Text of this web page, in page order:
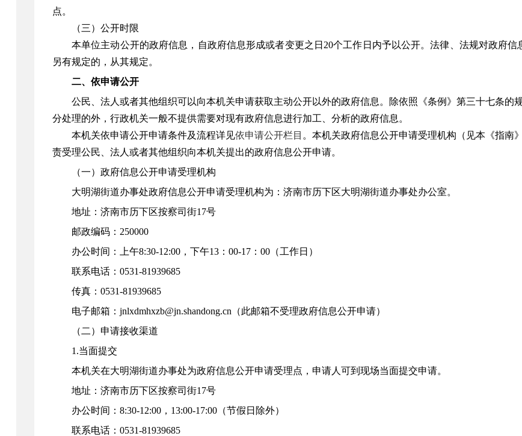
点。
（三）公开时限
本单位主动公开的政府信息，自政府信息形成或者变更之日20个工作日内予以公开。法律、法规对政府信
另有规定的，从其规定。
二、依申请公开
公民、法人或者其他组织可以向本机关申请获取主动公开以外的政府信息。除依照《条例》第三十七条的
分处理的外，行政机关一般不提供需要对现有政府信息进行加工、分析的政府信息。
本机关依申请公开申请条件及流程详见依申请公开栏目 。本机关政府信息公开申请受理机构（见本《指南
责受理公民、法人或者其他组织向本机关提出的政府信息公开申请。
（一）政府信息公开申请受理机构
大明湖街道办事处政府信息公开申请受理机构为：济南市历下区大明湖街道办事处办公室。
地址：济南市历下区按察司街17号
邮政编码：250000
办公时间：上午8:30-12:00，下午13：00-17：00（工作日）
联系电话：0531-81939685
传真：0531-81939685
电子邮箱：jnlxdmhxzb@jn.shandong.cn （此邮箱不受理政府信息公开申请）
（二）申请接收渠道
1.当面提交
本机关在大明湖街道办事处为政府信息公开申请受理点，申请人可到现场当面提交申请。
地址： 济南市历下区按察司街17号
办公时间：8:30-12:00，13:00-17:00（节假日除外）
联系电话：0531-81939685